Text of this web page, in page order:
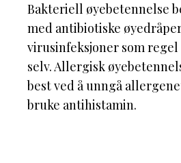
Bakteriell øyebetennelse
med antibiotiske
virusinfeksjoner som regel
selv. Allergisk
best ved å unngå
bruke antihistamin.